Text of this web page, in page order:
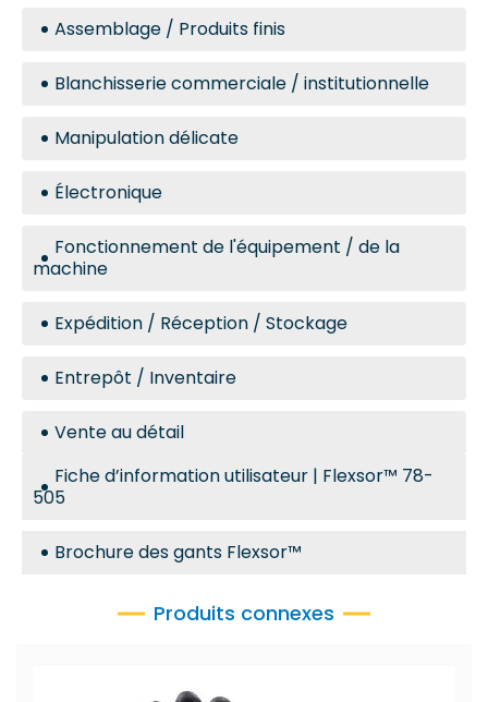
Assemblage / Produits finis
Blanchisserie commerciale / institutionnelle
Manipulation délicate
Électronique
Fonctionnement de l'équipement / de la
machine
Expédition / Réception / Stockage
Entrepôt / Inventaire
Vente au détail
Fiche d’information utilisateur | Flexsor™ 78-
505
Brochure des gants Flexsor™
Produits connexes